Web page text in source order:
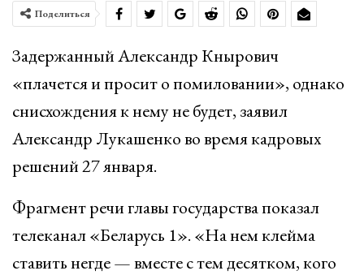
Поделиться
Задержанный Александр Кнырович
«плачется и просит о помиловании», однако
снисхождения к нему не будет, заявил
Александр Лукашенко во время кадровых
решений 27 января.
Фрагмент речи главы государства показал
телеканал «Беларусь 1». «На нем клейма
ставить негде — вместе с тем десятком, кого